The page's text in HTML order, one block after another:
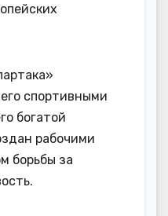
спортивными
богатой
рабочими
борьбы за